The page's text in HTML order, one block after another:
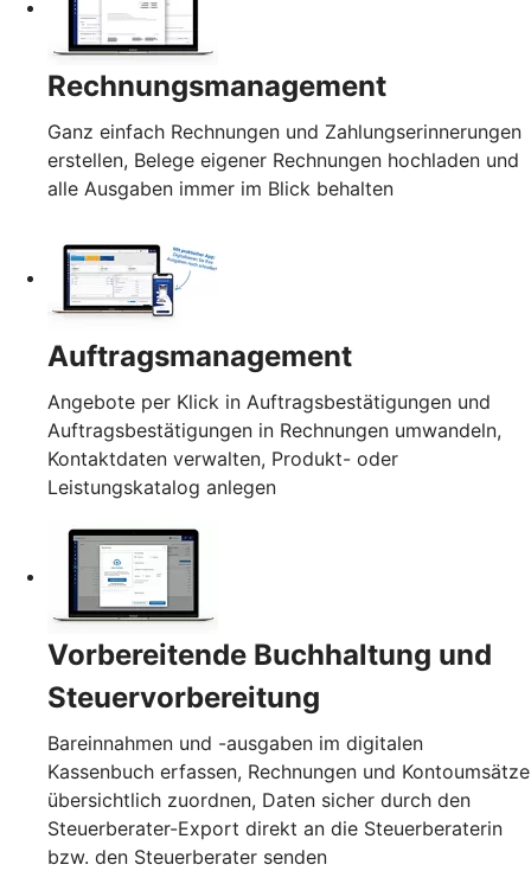
Rechnungsmanagement
Ganz einfach Rechnungen und Zahlungserinnerungen
erstellen, Belege eigener Rechnungen hochladen und
alle Ausgaben immer im Blick behalten
Auftragsmanagement
Angebote per Klick in Auftragsbestätigungen und
Auftragsbestätigungen in Rechnungen umwandeln,
Kontaktdaten verwalten, Produkt- oder
Leistungskatalog anlegen
Vorbereitende Buchhaltung und
Steuervorbereitung
Bareinnahmen und -ausgaben im digitalen
Kassenbuch erfassen, Rechnungen und Kontoumsätze
übersichtlich zuordnen, Daten sicher durch den
Steuerberater-Export direkt an die Steuerberaterin
bzw. den Steuerberater senden